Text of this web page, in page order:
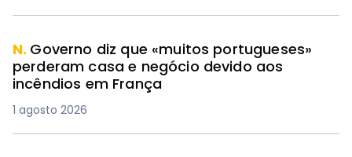
N. Governo diz que «muitos portugueses»
perderam casa e negócio devido aos
incêndios em França
1 agosto 2026